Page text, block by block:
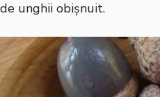
de unghii obișnuit.